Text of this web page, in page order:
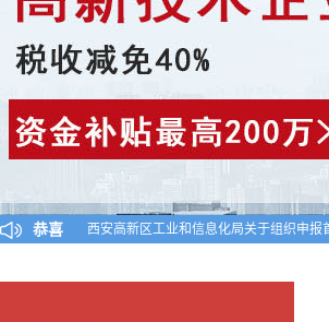
恭喜
西安高新区工业和信息化局关于组织申报
对陕西省认定机构2025年认定报备的第